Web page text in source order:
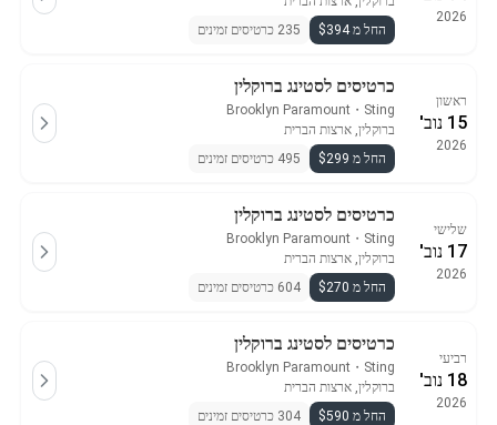
2026
החל מ $394
235 כרטיסים זמינים
ראשון
15 נוב'
2026
כרטיסים לסטינג ברוקלין
Sting
・
Brooklyn Paramount
ברוקלין, ארצות הברית
החל מ $299
495 כרטיסים זמינים
שלישי
17 נוב'
2026
כרטיסים לסטינג ברוקלין
Sting
・
Brooklyn Paramount
ברוקלין, ארצות הברית
החל מ $270
604 כרטיסים זמינים
רביעי
18 נוב'
2026
כרטיסים לסטינג ברוקלין
Sting
・
Brooklyn Paramount
ברוקלין, ארצות הברית
החל מ $590
304 כרטיסים זמינים